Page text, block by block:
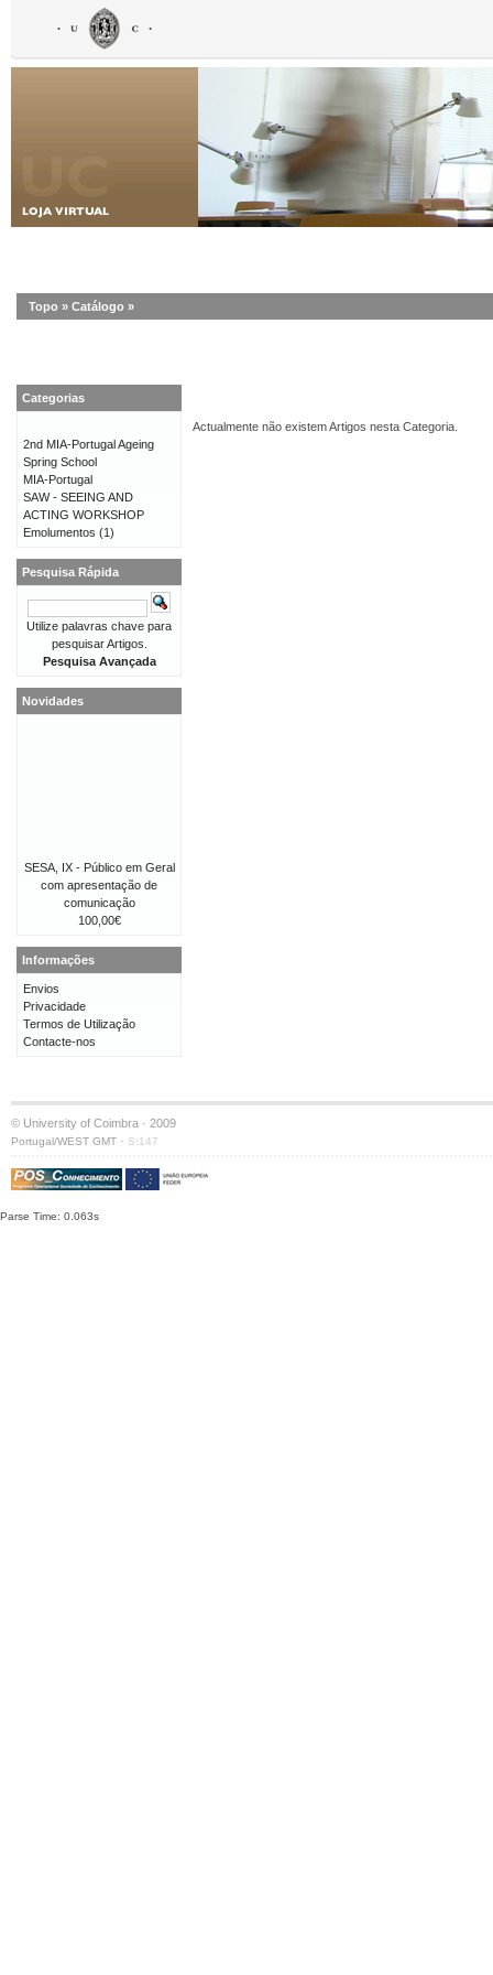
Topo » Catálogo »
Actualmente não existem Artigos nesta Categoria.
Categorias
2nd MIA-Portugal Ageing
Spring School
MIA-Portugal
SAW - SEEING AND
ACTING WORKSHOP
Emolumentos (1)
Pesquisa Rápida
Utilize palavras chave para
pesquisar Artigos.
Pesquisa Avançada
Novidades
SESA, IX - Público em Geral
com apresentação de
comunicação
100,00€
Informações
Envios
Privacidade
Termos de Utilização
Contacte-nos
© University of Coimbra · 2009
Portugal/WEST GMT · S:147
Parse Time: 0.063s